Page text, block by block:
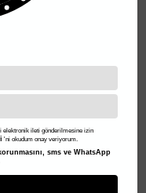
elektronik ileti gönderilmesine izin
'ni okudum onay veriyorum.
sms ve WhatsApp